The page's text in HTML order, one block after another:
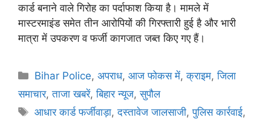
कार्ड बनाने वाले गिरोह का पर्दाफाश किया है। मामले में
मास्टरमाइंड समेत तीन आरोपियों की गिरफ्तारी हुई है और भारी
मात्रा में उपकरण व फर्जी कागजात जब्त किए गए हैं।
Bihar Police,अपराध,आज फोकस में,क्राइम,जिला
समाचार,ताजा खबरें,बिहार न्यूज,सुपौल
आधार कार्ड फर्जीवाड़ा,दस्तावेज जालसाजी,पुलिस कार्रवाई,